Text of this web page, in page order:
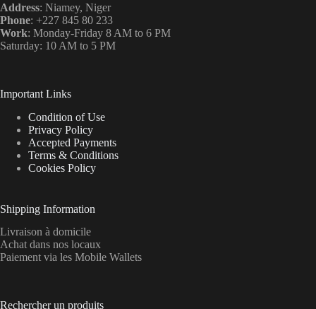
Address: Niamey, Niger
Phone: +227 845 80 233
Work: Monday-Friday 8 AM to 6 PM
Saturday: 10 AM to 5 PM
Important Links
Condition of Use
Privacy Policy
Accepted Payments
Terms & Conditions
Cookies Policy
Shipping Information
Livraison à domicile
Achat dans nos locaux
Paiement via les Mobile Wallets
Rechercher un produits